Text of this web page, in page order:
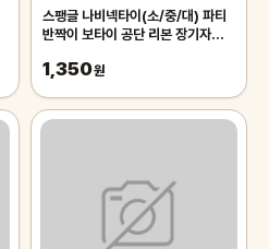
스팽글 나비넥타이(소/중/대) 파티
반짝이 보타이 공단 리본 장기자랑
1,350원